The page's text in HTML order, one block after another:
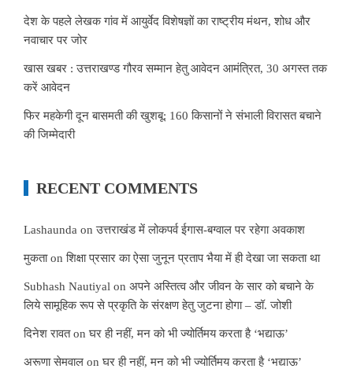
देश के पहले लेखक गांव में आयुर्वेद विशेषज्ञों का राष्ट्रीय मंथन, शोध और
नवाचार पर जोर
खास खबर : उत्तराखण्ड गौरव सम्मान हेतु आवेदन आमंत्रित, 30 अगस्त तक
करें आवेदन
फिर महकेगी दून बासमती की खुशबू: 160 किसानों ने संभाली विरासत बचाने
की जिम्मेदारी
RECENT COMMENTS
Lashaunda onउत्तराखंड में लोकपर्व ईगास-बग्वाल पर रहेगा अवकाश
मुकताonशिक्षा प्रसार का ऐसा जुनून प्रताप भैया में ही देखा जा सकता था
Subhash Nautiyal on अपने अस्तित्व और जीवन के सार को बचाने के
लिये सामूहिक रूप से प्रकृति के संरक्षण हेतु जुटना होगा – डॉ. जोशी
दिनेश रावतonघर ही नहीं, मन को भी ज्योर्तिमय करता है ‘भद्याऊ’
अरूणा सेमवाल onघर ही नहीं, मन को भी ज्योर्तिमय करता है ‘भद्याऊ’